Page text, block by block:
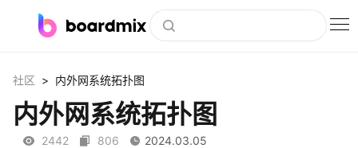
社区资源
下载
社区 > 内外网系统拓扑图
内外网系统拓扑图
2442 806 2024.03.05